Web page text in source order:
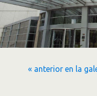
« anterior en la